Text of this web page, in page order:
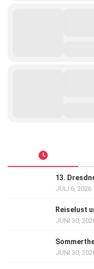
13.
JULI 6, 2026
Reiselust
JUNI 30,
JUNI 30,